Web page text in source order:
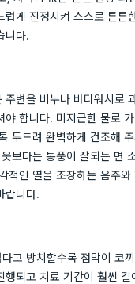
럽게 진정시켜 스스로 튼튼
니다.
주변을 비누나 바디워시로
야 합니다. 미지근한 물로
두드려 완벽하게 건조해
보다는 통풍이 잘되는 면
적인 열을 조장하는 음주와
랍니다.
고 방치할수록 점막이 코
행되고 치료 기간이 훨씬 길